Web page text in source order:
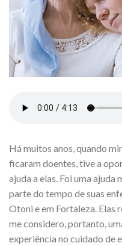
Há muitos anos, quando
ficaram doentes, tive a
ajuda a elas. Foi uma
parte do tempo de suas
Otoni e em Fortaleza. Elas
me considero, portanto,
experiência no cuidado de